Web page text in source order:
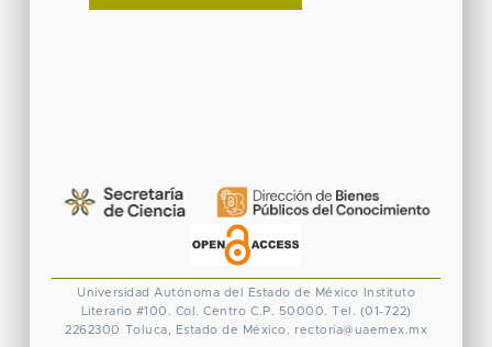
Universidad Autónoma del Estado de México
Instituto
Literario #100. Col. Centro C.P. 50000. Tel. (01-722)
2262300 Toluca, Estado de México. rectoria@uaemex.mx